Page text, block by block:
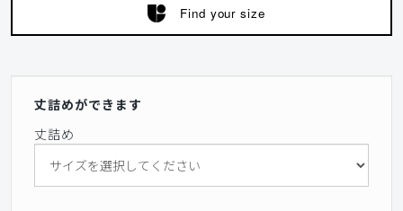
Find your size
丈詰めができます
丈詰め